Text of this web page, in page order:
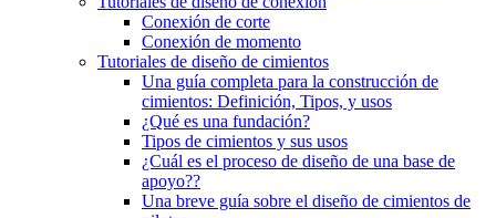
Conexión de corte
Conexión de momento
Tutoriales de diseño de cimientos
Una guía completa para la construcción de
cimientos: Definición, Tipos, y usos
¿Qué es una fundación?
Tipos de cimientos y sus usos
¿Cuál es el proceso de diseño de una base de
apoyo??
Una breve guía sobre el diseño de cimientos de